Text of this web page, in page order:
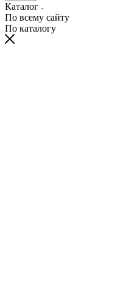
Каталог
По всему сайту
По каталогу